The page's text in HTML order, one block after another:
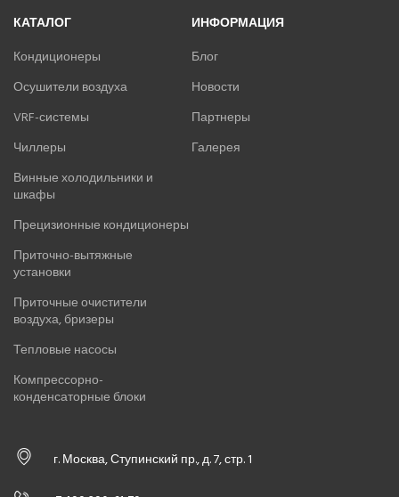
КАТАЛОГ
Кондиционеры
Осушители воздуха
VRF-системы
Чиллеры
Винные холодильники и
шкафы
Прецизионные кондиционеры
Приточно-вытяжные
установки
Приточные очистители
воздуха, бризеры
Тепловые насосы
Компрессорно-
конденсаторные блоки
ИНФОРМАЦИЯ
Блог
Новости
Партнеры
Галерея
г. Москва, Ступинский пр., д. 7, стр. 1